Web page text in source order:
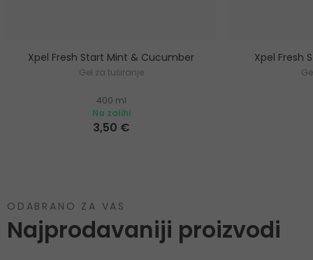
Xpel Fresh Start Mint & Cucumber
Gel za tuširanje
400 ml
Na zalihi
3,50 €
Xpel Fresh
ODABRANO ZA VAS
Najprodavaniji proizvodi